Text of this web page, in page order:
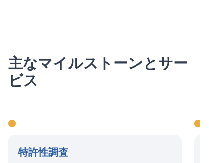
主なマイルストーンとサー
ビス
特許性調査